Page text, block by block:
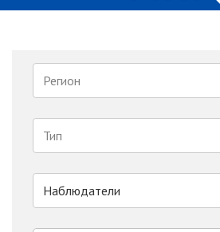
Регион
Тип
Наблюдатели